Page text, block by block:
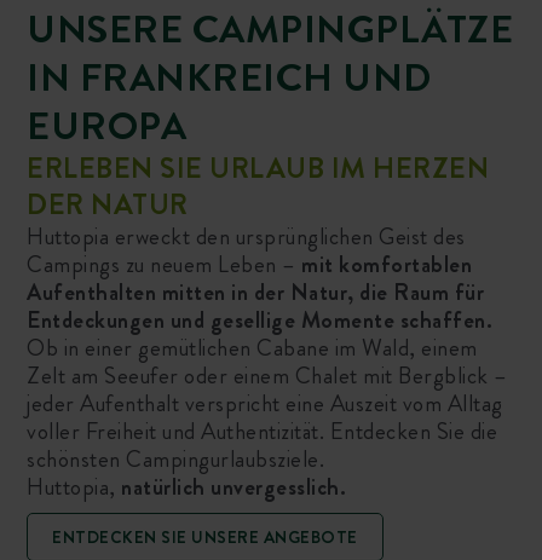
UNSERE CAMPINGPLÄTZE
IN FRANKREICH UND
EUROPA
ERLEBEN SIE URLAUB IM HERZEN
DER NATUR
Huttopia erweckt den ursprünglichen Geist des
Campings zu neuem Leben – mit komfortablen
Aufenthalten mitten in der Natur, die Raum für
Entdeckungen und gesellige Momente schaffen.
Ob in einer gemütlichen Cabane im Wald, einem
Zelt am Seeufer oder einem Chalet mit Bergblick –
jeder Aufenthalt verspricht eine Auszeit vom Alltag
voller Freiheit und Authentizität. Entdecken Sie die
schönsten Campingurlaubsziele.
Huttopia, natürlich unvergesslich.
ENTDECKEN SIE UNSERE ANGEBOTE